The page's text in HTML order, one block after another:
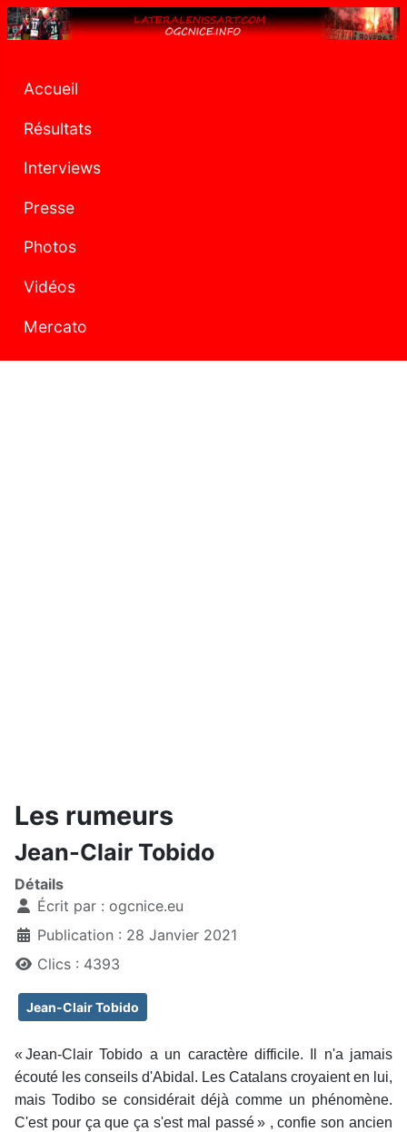
Accueil
Résultats
Interviews
Presse
Photos
Vidéos
Mercato
Les rumeurs
Jean-Clair Tobido
Détails
Écrit par : ogcnice.eu
Publication : 28 Janvier 2021
Clics : 4393
Jean-Clair Tobido
« Jean-Clair Tobido a un caractère difficile. Il n'a jamais
écouté les conseils d'Abidal. Les Catalans croyaient en lui,
mais Todibo se considérait déjà comme un phénomène.
C'est pour ça que ça s'est mal passé » , confie son ancien